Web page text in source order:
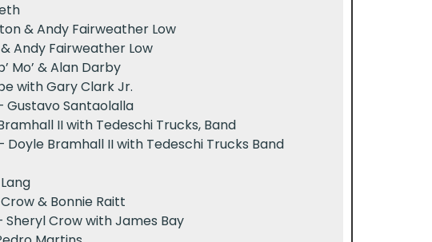
& Andy Fairweather Low
Andy Fairweather Low
Mo’ & Alan Darby
with Gary Clark Jr.
Gustavo Santaolalla
II with Tedeschi Trucks, Band
Doyle Bramhall II with Tedeschi Trucks Band
& Bonnie Raitt
Sheryl Crow with James Bay